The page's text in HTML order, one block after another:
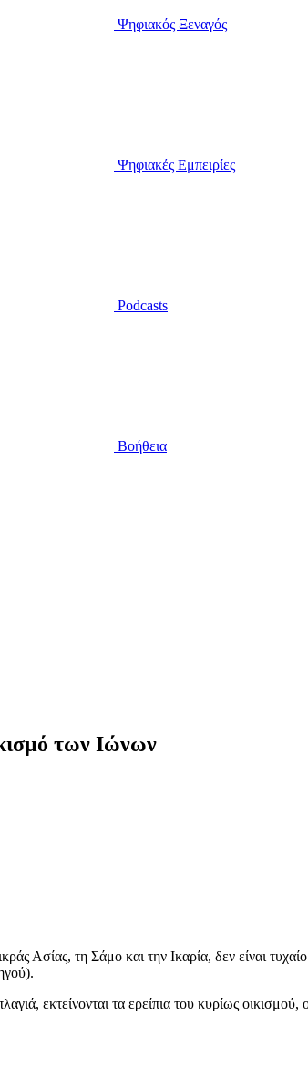
Ψηφιακός Ξεναγός
Ψηφιακές Εμπειρίες
Podcasts
Βοήθεια
των Ιώνων
Ασίας, τη Σάμο και την Ικαρία, δεν είναι
εκτείνονται τα ερείπια του κυρίως